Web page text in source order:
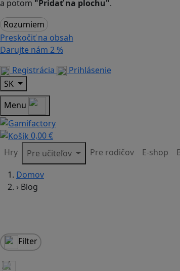
a potom "Pridať na plochu".
Rozumiem
Preskočiť na obsah
Darujte nám 2 %
Registrácia
Prihlásenie
SK
Menu
0,00 €
Hry
Pre učiteľov Pre rodičov E-shop
Domov
› Blog
Filter